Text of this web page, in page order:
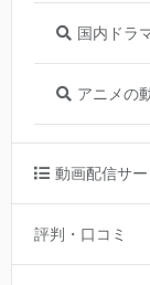
国内ドラ
アニメの
動画配信サ
評判・口コミ